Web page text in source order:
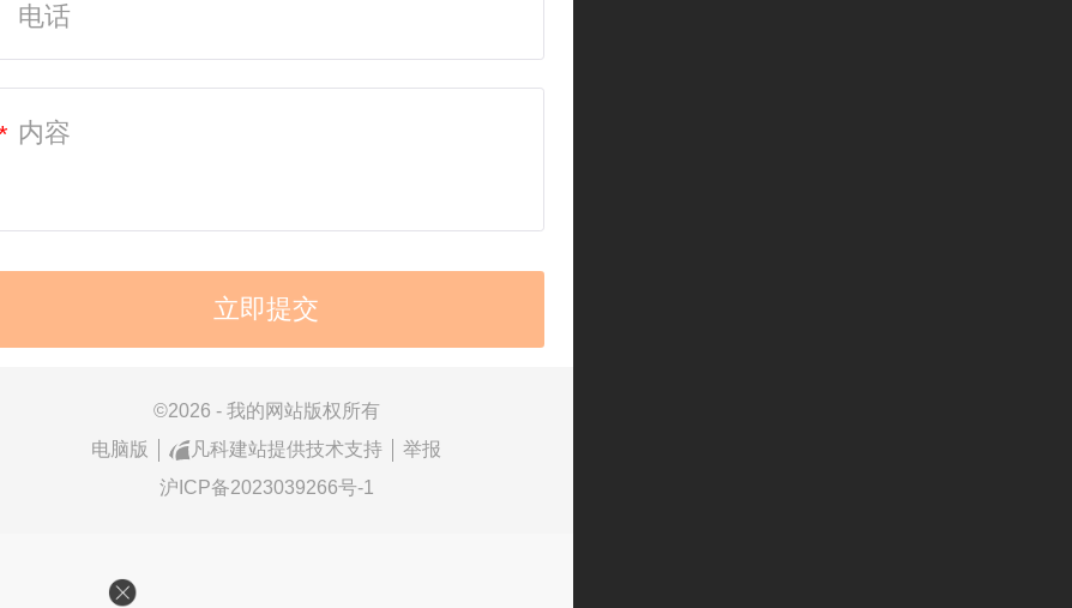
©2026 - 我的网站版权所有
电脑版
凡科建站提供技术支持
举报
沪ICP备2023039266号-1